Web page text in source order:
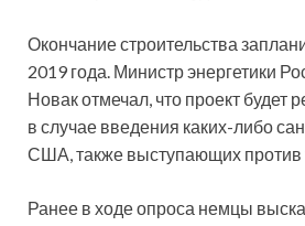
Окончание строительства
2019 года. Министр энергетики
Новак отмечал, что проект будет
в случае введения каких-либо
США, также выступающих против
Ранее в ходе опроса немцы